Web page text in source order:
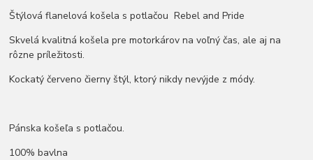
Štýlová flanelová košela s potlačou Rebel and Pride
Skvelá kvalitná košela pre motorkárov na voľný čas, ale aj na
rôzne príležitosti.
Kockatý červeno čierny štýl, ktorý nikdy nevýjde z módy.
Pánska košeľa s potlačou.
100% bavlna